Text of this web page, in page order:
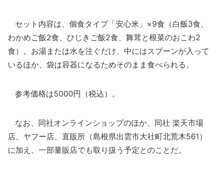
セット内容は、個食タイプ「安心米」×9食（白飯3食、
わかめご飯2食、ひじきご飯2食、舞茸と根菜のおこわ2
食）。お湯または水を注ぐだけ、中にはスプーンが入って
いるほか、袋は容器になるためそのまま食べられる。
参考価格は5000円（税込）。
なお、同社オンラインショップのほか、同社 楽天市場
店、ヤフー店、直販所（島根県出雲市大社町北荒木561）
に加え、一部量販店でも取り扱う予定とのことだ。